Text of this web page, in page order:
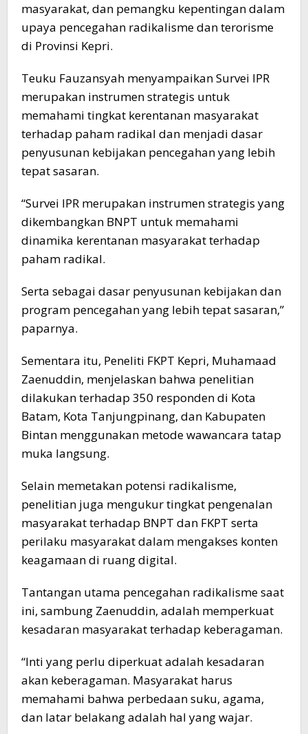
masyarakat, dan pemangku kepentingan dalam
upaya pencegahan radikalisme dan terorisme
di Provinsi Kepri.
Teuku Fauzansyah menyampaikan Survei IPR
merupakan instrumen strategis untuk
memahami tingkat kerentanan masyarakat
terhadap paham radikal dan menjadi dasar
penyusunan kebijakan pencegahan yang lebih
tepat sasaran.
“Survei IPR merupakan instrumen strategis yang
dikembangkan BNPT untuk memahami
dinamika kerentanan masyarakat terhadap
paham radikal.
Serta sebagai dasar penyusunan kebijakan dan
program pencegahan yang lebih tepat sasaran,”
paparnya.
Sementara itu, Peneliti FKPT Kepri, Muhamaad
Zaenuddin, menjelaskan bahwa penelitian
dilakukan terhadap 350 responden di Kota
Batam, Kota Tanjungpinang, dan Kabupaten
Bintan menggunakan metode wawancara tatap
muka langsung.
Selain memetakan potensi radikalisme,
penelitian juga mengukur tingkat pengenalan
masyarakat terhadap BNPT dan FKPT serta
perilaku masyarakat dalam mengakses konten
keagamaan di ruang digital.
Tantangan utama pencegahan radikalisme saat
ini, sambung Zaenuddin, adalah memperkuat
kesadaran masyarakat terhadap keberagaman.
“Inti yang perlu diperkuat adalah kesadaran
akan keberagaman. Masyarakat harus
memahami bahwa perbedaan suku, agama,
dan latar belakang adalah hal yang wajar.